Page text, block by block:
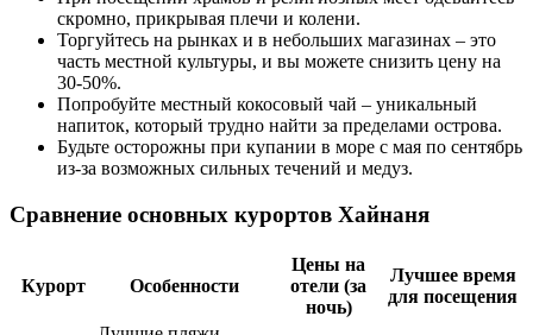
скромно, прикрывая плечи и колени.
Торгуйтесь на рынках и в небольших магазинах – это
часть местной культуры, и вы можете снизить цену на
30-50%.
Попробуйте местный кокосовый чай – уникальный
напиток, который трудно найти за пределами острова.
Будьте осторожны при купании в море с мая по сентябрь
из-за возможных сильных течений и медуз.
Сравнение основных курортов Хайнаня
Курорт Особенности
Цены на
отели (за
ночь)
Лучшее время
для посещения